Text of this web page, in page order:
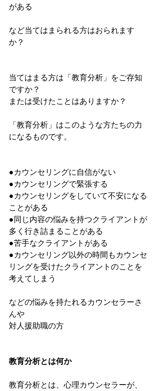
がある
など当てはまられる方はおられます
か？
当てはまる方は「教育分析」をご存知
ですか？
または受けたことはありますか？
「教育分析」はこのような方たちの力
になるものです。
●カウンセリングに自信がない
●カウンセリングで緊張する
●カウンセリングをしていて不安になる
ことがある
●同じ内容の悩みを持つクライアントが
多く行き詰まることがある
●苦手なクライアントがある
●カウンセリング以外の時間もカウンセ
リングを受けたクライアントのことを
考えてしまう
などの悩みを持たれるカウンセラーさ
んや
対人援助職の方
教育分析とは何か
教育分析とは、心理カウンセラーが、